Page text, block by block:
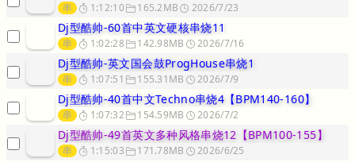
串 1:12:10 165.2MB 2026/7/23
Dj型酷帅-60首中英文硬核串烧11
串 1:02:28 142.98MB 2026/7/16
Dj型酷帅-英文国会鼓ProgHouse串烧1
串 1:07:51 155.31MB 2026/7/9
Dj型酷帅-40首中文Techno串烧4【BPM140-160】
串 1:07:32 154.59MB 2026/7/2
Dj型酷帅-49首英文多种风格串烧12【BPM100-155】
串 1:15:03 171.78MB 2026/6/25